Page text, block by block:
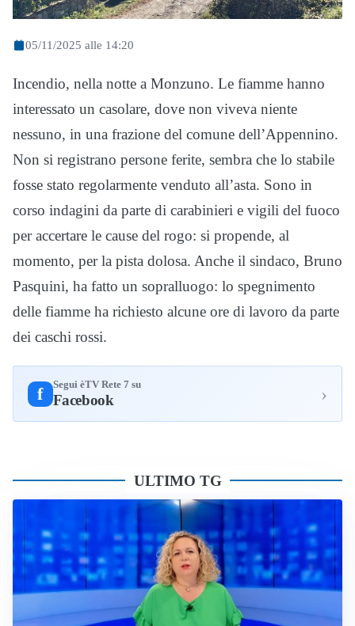
05/11/2025 alle 14:20
Incendio, nella notte a Monzuno. Le fiamme hanno
interessato un casolare, dove non viveva niente
nessuno, in una frazione del comune dell’Appennino.
Non si registrano persone ferite, sembra che lo stabile
fosse stato regolarmente venduto all’asta. Sono in
corso indagini da parte di carabinieri e vigili del fuoco
per accertare le cause del rogo: si propende, al
momento, per la pista dolosa. Anche il sindaco, Bruno
Pasquini, ha fatto un sopralluogo: lo spegnimento
delle fiamme ha richiesto alcune ore di lavoro da parte
dei caschi rossi.
f Segui èTV Rete 7 su
Facebook ›
ULTIMO TG